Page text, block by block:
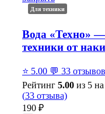
Для техники
Вода «Техно»
техники от
⭐ 5.00 💬 33 отзывов
Рейтинг 5.00 из 5
(33 отзыва)
190 ₽